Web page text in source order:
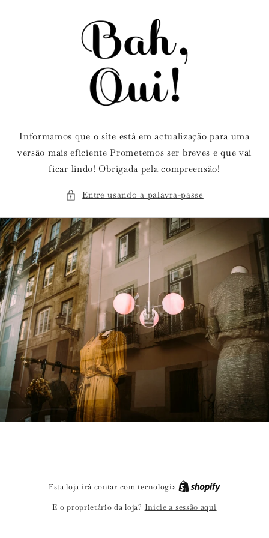
Informamos que o site está em actualização para uma
versão mais eficiente Prometemos ser breves e que vai
ficar lindo! Obrigada pela compreensão!
Entre usando a palavra-passe
Esta loja irá contar com tecnologia
É o proprietário da loja? Inicie a sessão aqui